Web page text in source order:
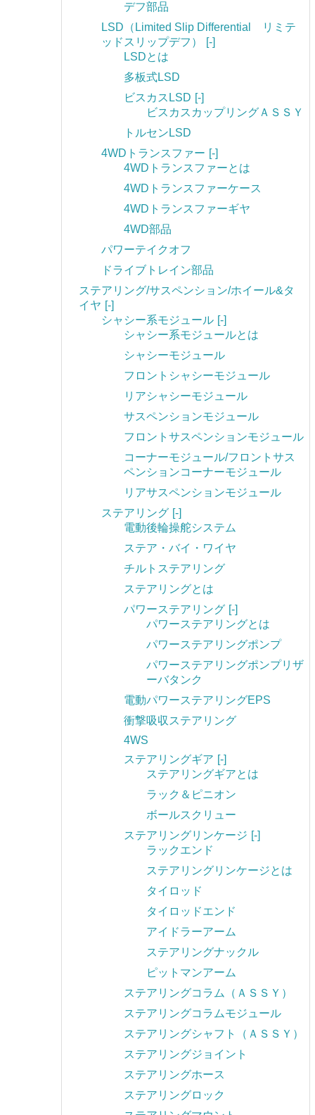
デフ部品
LSD（Limited Slip Differential リミテ
ッドスリップデフ）
[-]
LSDとは
多板式LSD
ビスカスLSD [-]
ビスカスカップリングＡＳＳＹ
トルセンLSD
4WDトランスファー [-]
4WDトランスファーとは
4WDトランスファーケース
4WDトランスファーギヤ
4WD部品
パワーテイクオフ
ドライブトレイン部品
ステアリング/サスペンション/ホイール&タ
イヤ [-]
シャシー系モジュール [-]
シャシー系モジュールとは
シャシーモジュール
フロントシャシーモジュール
リアシャシーモジュール
サスペンションモジュール
フロントサスペンションモジュール
コーナーモジュール/フロントサス
ペンションコーナーモジュール
リアサスペンションモジュール
ステアリング [-]
電動後輪操舵システム
ステア・バイ・ワイヤ
チルトステアリング
ステアリングとは
パワーステアリング [-]
パワーステアリングとは
パワーステアリングポンプ
パワーステアリングポンプリザ
ーバタンク
電動パワーステアリングEPS
衝撃吸収ステアリング
4WS
ステアリングギア [-]
ステアリングギアとは
ラック＆ピニオン
ボールスクリュー
ステアリングリンケージ [-]
ラックエンド
ステアリングリンケージとは
タイロッド
タイロッドエンド
アイドラーアーム
ステアリングナックル
ピットマンアーム
ステアリングコラム（ＡＳＳＹ）
ステアリングコラムモジュール
ステアリングシャフト（ＡＳＳＹ）
ステアリングジョイント
ステアリングホース
ステアリングロック